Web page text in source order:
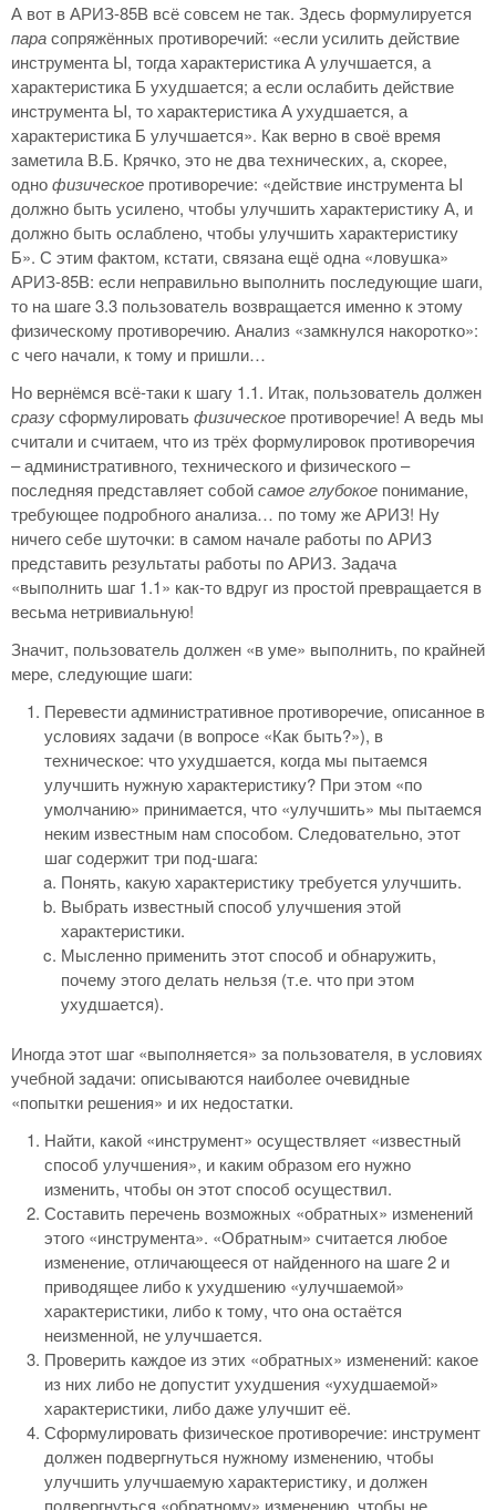
А вот в АРИЗ-85В всё совсем не так. Здесь формулируется
парасопряжённых противоречий: «если усилить действие
инструмента Ы, тогда характеристика А улучшается, а
характеристика Б ухудшается; а если ослабить действие
инструмента Ы, то характеристика А ухудшается, а
характеристика Б улучшается». Как верно в своё время
заметила В.Б. Крячко, это не два технических, а, скорее,
однофизическое противоречие: «действие инструмента Ы
должно быть усилено, чтобы улучшить характеристику А, и
должно быть ослаблено, чтобы улучшить характеристику
Б». С этим фактом, кстати, связана ещё одна «ловушка»
АРИЗ-85В: если неправильно выполнить последующие шаги,
то на шаге 3.3 пользователь возвращается именно к этому
физическому противоречию. Анализ «замкнулся накоротко»:
с чего начали, к тому и пришли…
Но вернёмся всё-таки к шагу 1.1. Итак, пользователь должен
сразусформулироватьфизическое противоречие! А ведь мы
считали и считаем, что из трёх формулировок противоречия
– административного, технического и физического –
последняя представляет собойсамое глубокое понимание,
требующее подробного анализа… по тому же АРИЗ! Ну
ничего себе шуточки: в самом начале работы по АРИЗ
представить результаты работы по АРИЗ. Задача
«выполнить шаг 1.1» как-то вдруг из простой превращается в
весьма нетривиальную!
Значит, пользователь должен «в уме» выполнить, по крайней
мере, следующие шаги:
Перевести административное противоречие, описанное в
условиях задачи (в вопросе «Как быть?»), в
техническое: что ухудшается, когда мы пытаемся
улучшить нужную характеристику? При этом «по
умолчанию» принимается, что «улучшить» мы пытаемся
неким известным нам способом. Следовательно, этот
шаг содержит три под-шага:
Понять, какую характеристику требуется улучшить.
Выбрать известный способ улучшения этой
характеристики.
Мысленно применить этот способ и обнаружить,
почему этого делать нельзя (т.е. что при этом
ухудшается).
Иногда этот шаг «выполняется» за пользователя, в условиях
учебной задачи: описываются наиболее очевидные
«попытки решения» и их недостатки.
Найти, какой «инструмент» осуществляет «известный
способ улучшения», и каким образом его нужно
изменить, чтобы он этот способ осуществил.
Составить перечень возможных «обратных» изменений
этого «инструмента». «Обратным» считается любое
изменение, отличающееся от найденного на шаге 2 и
приводящее либо к ухудшению «улучшаемой»
характеристики, либо к тому, что она остаётся
неизменной, не улучшается.
Проверить каждое из этих «обратных» изменений: какое
из них либо не допустит ухудшения «ухудшаемой»
характеристики, либо даже улучшит её.
Сформулировать физическое противоречие: инструмент
должен подвергнуться нужному изменению, чтобы
улучшить улучшаемую характеристику, и должен
подвергнуться «обратному» изменению, чтобы не